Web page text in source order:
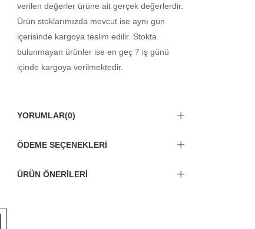
verilen değerler ürüne ait gerçek değerlerdir.
Ürün stoklarımızda mevcut ise aynı gün
içerisinde kargoya teslim edilir. Stokta
bulunmayan ürünler ise en geç 7 iş günü
içinde kargoya verilmektedir.
YORUMLAR(0)
ÖDEME SEÇENEKLERI
ÜRÜN ÖNERILERI